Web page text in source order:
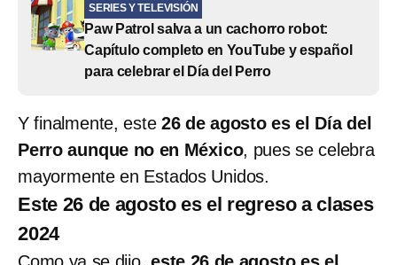
SERIES Y TELEVISIÓN
Paw Patrol salva a un cachorro robot:
Capítulo completo en YouTube y español
para celebrar el Día del Perro
Y finalmente, este26 de agosto es el Día del
Perro aunque no en México, pues se celebra
mayormente en Estados Unidos.
Este 26 de agosto es el regreso a clases
2024